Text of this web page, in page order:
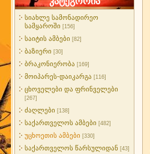
სიახლე სამონადირეო
სამყაროში [156]
საიტის ამბები [82]
ბაზიერი [30]
ბრაკონიერობა [169]
მოიპარეს-დაიკარგა [116]
ცხოველები და ფრინველები
[267]
ძაღლები [138]
საქართველოს ამბები [482]
უცხოეთის ამბები [330]
საქართველოს წარსულიდან [43]